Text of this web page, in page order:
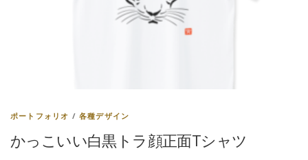
ポートフォリオ /各種デザイン
かっこいい白黒トラ顔正面Tシャツ